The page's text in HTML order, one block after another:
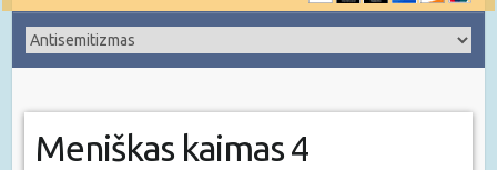
Meniškas kaimas 4